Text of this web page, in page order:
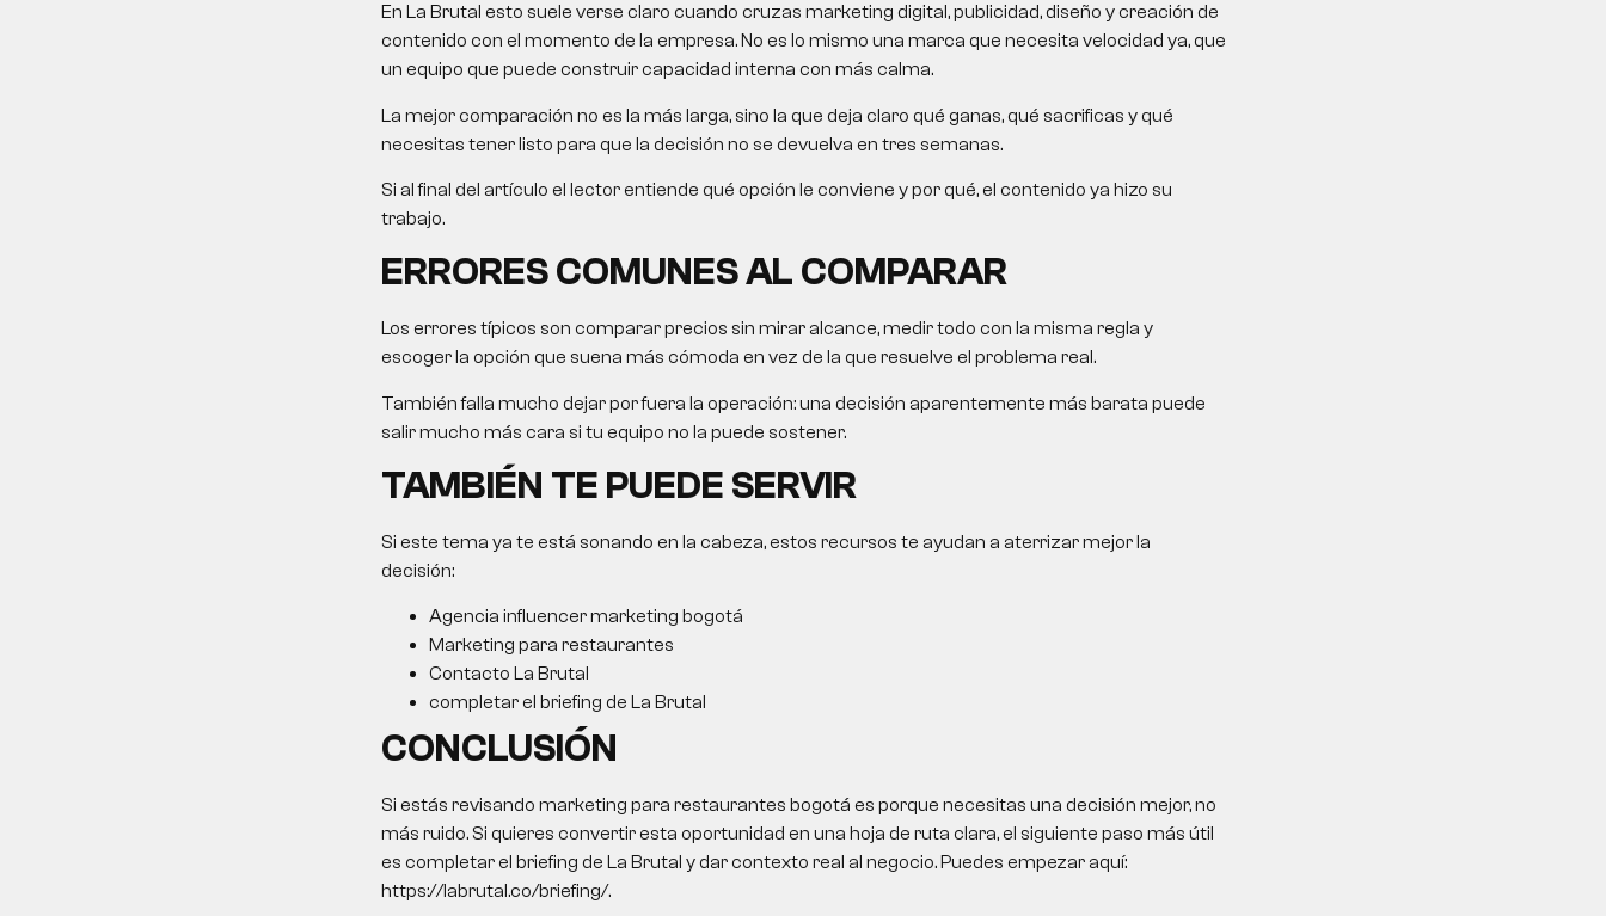
En La Brutal esto suele verse claro cuando cruzas marketing digital, publicidad, diseño y creación de
contenido con el momento de la empresa. No es lo mismo una marca que necesita velocidad ya, que
un equipo que puede construir capacidad interna con más calma.
La mejor comparación no es la más larga, sino la que deja claro qué ganas, qué sacrificas y qué
necesitas tener listo para que la decisión no se devuelva en tres semanas.
Si al final del artículo el lector entiende qué opción le conviene y por qué, el contenido ya hizo su
trabajo.
ERRORES COMUNES AL COMPARAR
Los errores típicos son comparar precios sin mirar alcance, medir todo con la misma regla y
escoger la opción que suena más cómoda en vez de la que resuelve el problema real.
También falla mucho dejar por fuera la operación: una decisión aparentemente más barata puede
salir mucho más cara si tu equipo no la puede sostener.
TAMBIÉN TE PUEDE SERVIR
Si este tema ya te está sonando en la cabeza, estos recursos te ayudan a aterrizar mejor la
decisión:
Agencia influencer marketing bogotá
Marketing para restaurantes
Contacto La Brutal
completar el briefing de La Brutal
CONCLUSIÓN
Si estás revisando marketing para restaurantes bogotá es porque necesitas una decisión mejor, no
más ruido. Si quieres convertir esta oportunidad en una hoja de ruta clara, el siguiente paso más útil
es completar el briefing de La Brutal y dar contexto real al negocio. Puedes empezar aquí:
https://labrutal.co/briefing/.